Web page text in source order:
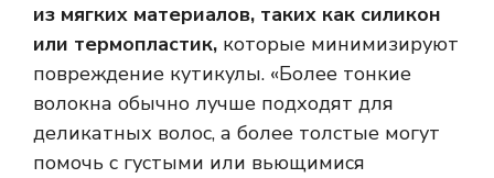
из мягких материалов, таких как силикон
или термопластик, которые минимизируют
повреждение кутикулы. «Более тонкие
волокна обычно лучше подходят для
деликатных волос, а более толстые могут
помочь с густыми или вьющимися